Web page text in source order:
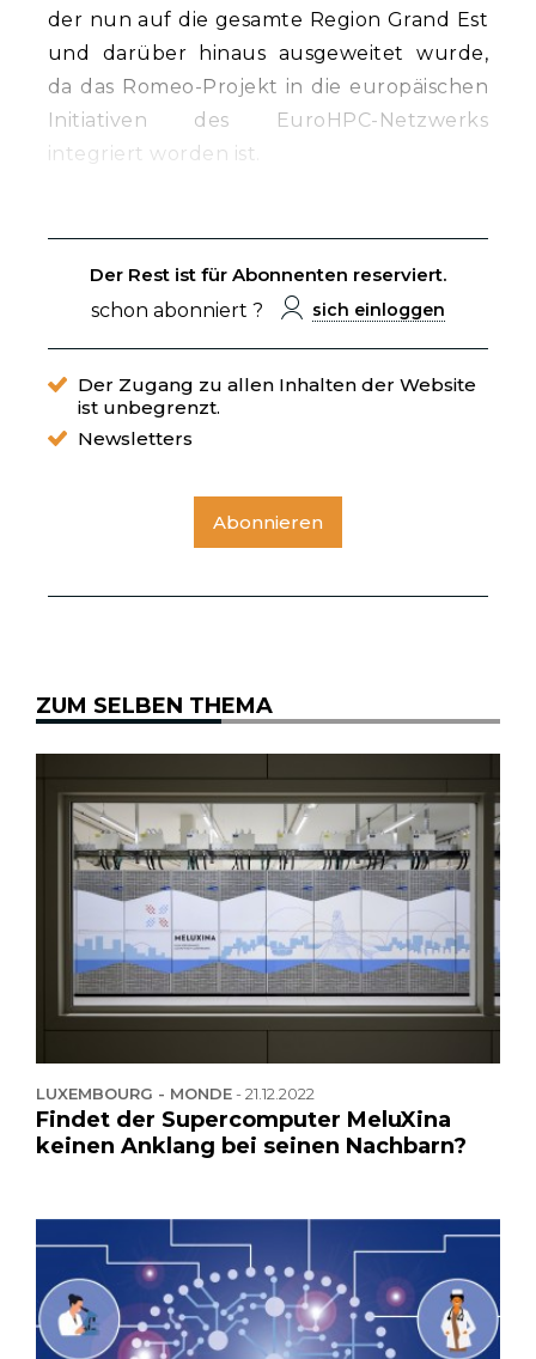
der nun auf die gesamte Region Grand Est
und darüber hinaus ausgeweitet wurde,
da das Romeo-Projekt in die europäischen
Initiativen des EuroHPC-Netzwerks
integriert worden ist.
Der Rest ist für Abonnenten reserviert.
schon abonniert ?
sich einloggen
Der Zugang zu allen Inhalten der Website
ist unbegrenzt.
Newsletters
Abonnieren
ZUM SELBEN THEMA
LUXEMBOURG - MONDE-21.12.2022
Findet der Supercomputer MeluXina
keinen Anklang bei seinen Nachbarn?